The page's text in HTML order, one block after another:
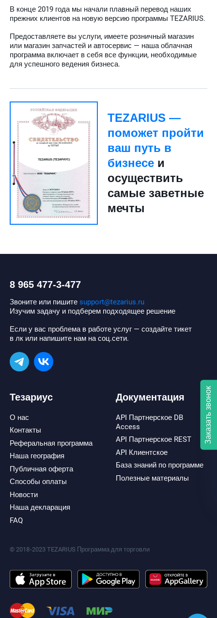
В конце 2019 года мы начали плавный перевод наших
прежних клиентов на новую версию программы TEZARIUS.
Предоставляете вы услуги, имеете розничный магазин
или магазин запчастей и автосервис — наша облачная
программа включает в себя все функции, необходимые
для успешного ведения бизнеса.
TEZARIUS —
поможет пройти
ваш путь в
бизнесе и
осуществить
самые заветные
мечты
8 965 477-3-477
Звоните или пишите support@tezarius.ru
Изучим задачу и подберем подходящее решение
Если у вас проблема в работе услуг — создайте тикет
в лк или напишите нам на соц.сети.
Тезариус
О нас
Контакты
Реферальная программа
Наша география
Публичная оферта
Способы оплаты
Новости
Наша декларация
FAQ
Документация
API Партнерское DB
Access
API Партнерское REST
API Клиентское
База знаний по программе
Полезные материалы
© 2018-2023 TEZARIUS Программа для торговли
Заказать звонок